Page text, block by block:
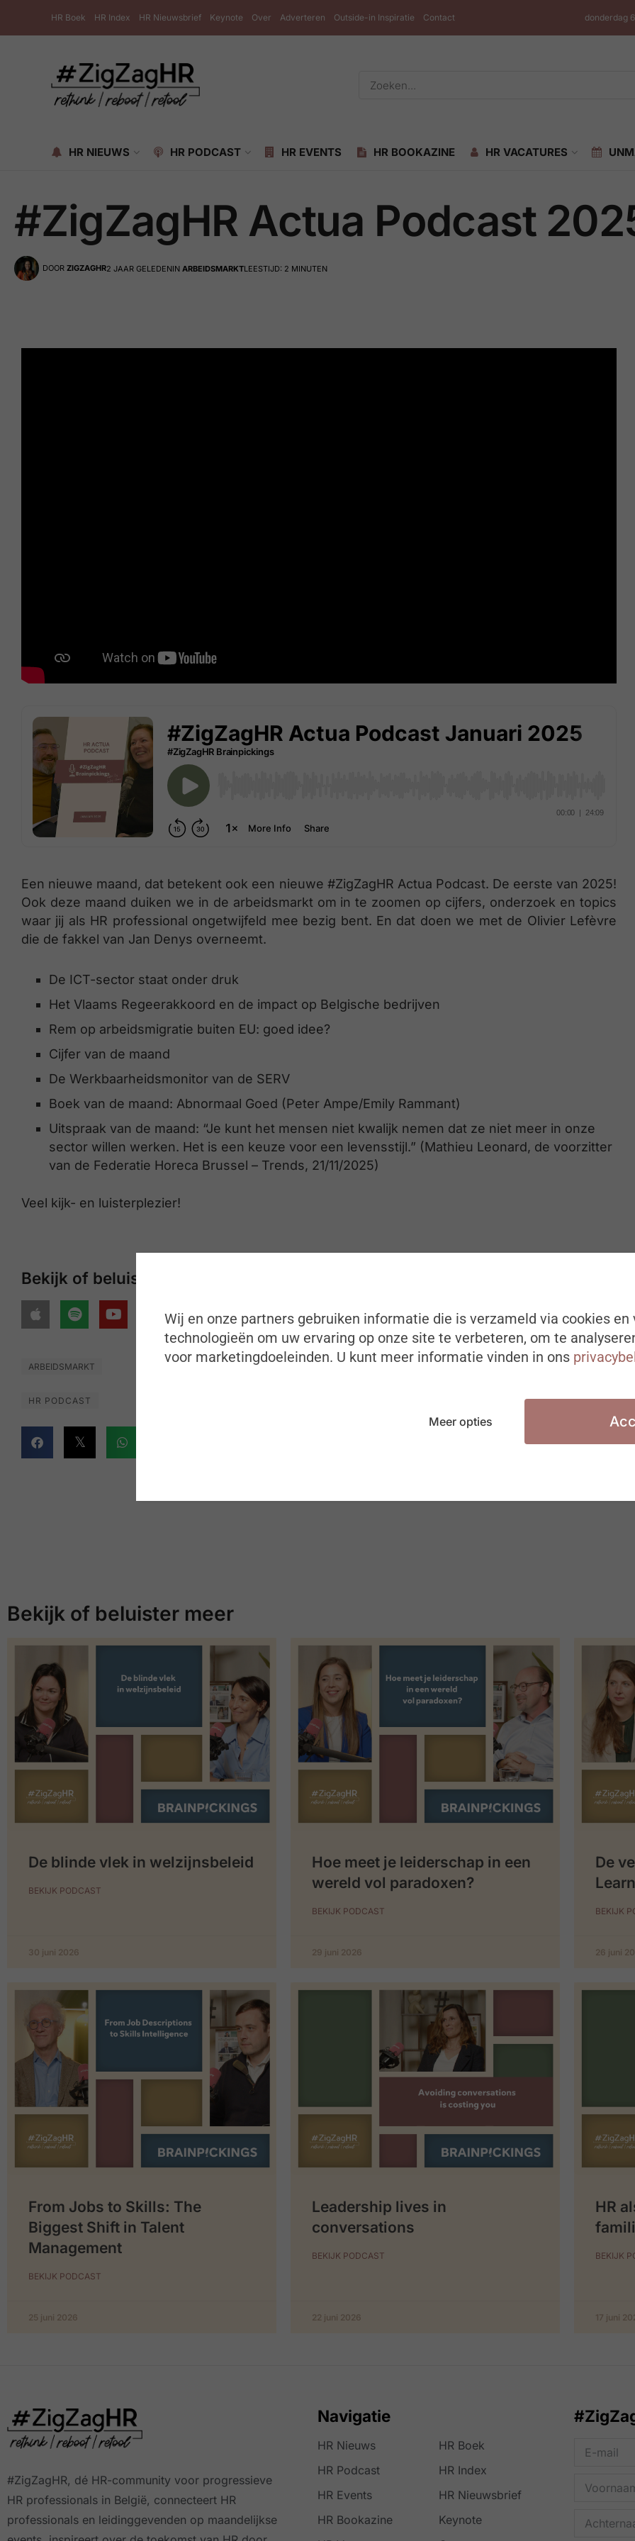
HR Boek HR Index HR Nieuwsbrief Keynote Over Adverteren Outside-in Inspiratie Contact donderdag
HR NIEUWS HR PODCAST HR EVENTS HR BOOKAZINE HR VACATURES
#ZigZagHR Actua Podcast
DOOR ZIGZAGHR2 JAAR GELEDENIN ARBEIDSMARKTLEESTIJD: 2 MINUTEN
Een nieuwe maand, dat betekent ook een nieuwe #ZigZagHR Actua Podcast. De eerste van 2025!
Ook deze maand duiken we in de arbeidsmarkt om in te zoomen op cijfers, onderzoek en topics
waar jij als HR professional ongetwijfeld mee bezig bent. En dat doen we met de Olivier Lefèvre
die de fakkel van Jan Denys overneemt.
De ICT-sector staat onder druk
Het Vlaams Regeerakkoord en de impact op Belgische bedrijven
Rem op arbeidsmigratie buiten EU: goed idee?
Cijfer van de maand
De Werkbaarheidsmonitor van de SERV
Boek van de maand: Abnormaal Goed (Peter Ampe/Emily Rammant)
Uitspraak van de maand: “Je kunt het mensen niet kwalijk nemen dat ze niet meer in onze
sector willen werken. Het is een keuze voor een levensstijl.” (Mathieu Leonard, de voorzitter
van de Federatie Horeca Brussel – Trends, 21/11/2025)
Veel kijk- en luisterplezier!
Bekijk of beluister onze podcasts op
ARBEIDSMARKT
HR PODCAST
Bekijk of beluister meer
De blinde vlek in welzijnsbeleid
BEKIJK PODCAST
30 juni 2026
Hoe meet je leiderschap in een
wereld vol paradoxen?
BEKIJK PODCAST
29 juni 2026
De
BEKIJK
26 juni
From Jobs to Skills: The
Biggest Shift in Talent
Management
BEKIJK PODCAST
25 juni 2026
Leadership lives in
conversations
BEKIJK PODCAST
22 juni 2026
HR
BEKIJK
17 juni
#ZigZagHR, dé HR-community voor progressieve
HR professionals in België, connecteert HR
professionals en leidinggevenden op maandelijkse
Navigatie
HR Nieuws
HR Podcast
HR Events
HR Bookazine
HR Boek
HR Index
HR Nieuwsbrief
Keynote
Wij en onze partners gebruiken informatie die is verzameld via cookies en
technologieën om uw ervaring op onze site te verbeteren, om te
voor marketingdoeleinden. U kunt meer informatie vinden in ons
Meer opties